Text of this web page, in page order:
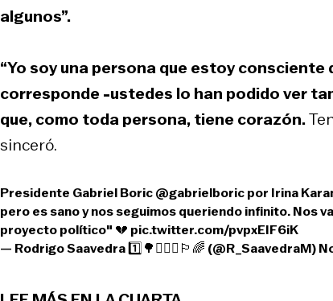
algunos”.
“Yo soy una persona que estoy
corresponde -ustedes lo han podido ver
que, como toda persona, tiene corazón.
sinceró.
Presidente Gabriel Boric@gabrielboricpor Irina
pero es sano y nos seguimos queriendo infinito. Nos
proyecto político" 💔 pic.twitter.com/pvpxEIF6iK
— Rodrigo Saavedra 1️⃣🌳🧜🏻‍♂️🏳️‍🌈 (@R_SaavedraM)